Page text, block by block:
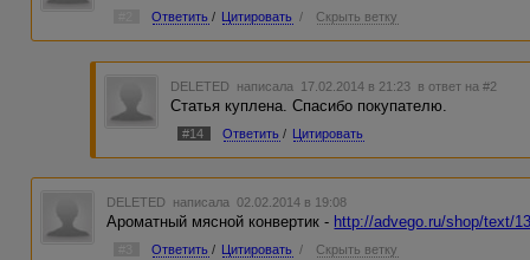
Ответить / Цитировать / Скрыть ветку
DELETED написала 17.02.2014 в 21:23 в ответ на #2
Статья куплена. Спасибо покупателю.
#14 Ответить / Цитировать
DELETED написала 02.02.2014 в 19:08
Ароматный мясной конвертик - http://advego.ru/shop/text/
Ответить / Цитировать / Скрыть ветку